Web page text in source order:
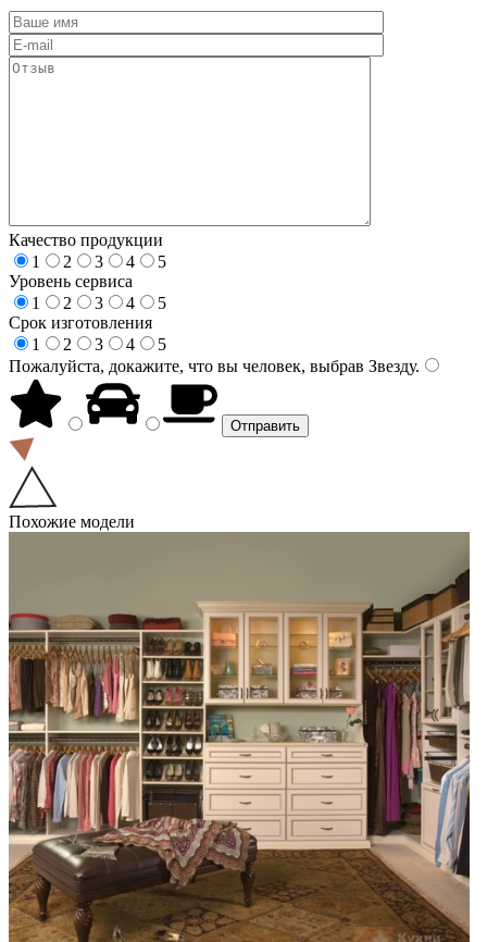
Качество продукции
1
2 3 4
5
Уровень сервиса
1
2 3 4
5
Срок изготовления
1
2 3 4
5
Пожалуйста, докажите, что вы человек, выбрав Звезду.
Похожие модели